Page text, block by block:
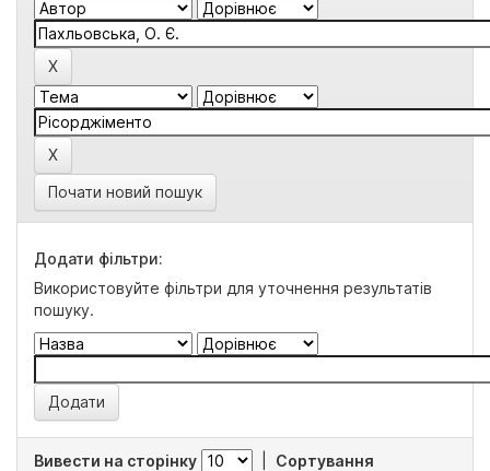
Почати новий пошук
Додати фільтри:
Використовуйте фільтри для уточнення результатів
пошуку.
Вивести на сторінку
Сортування